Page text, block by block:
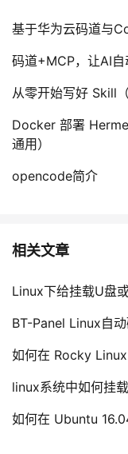
基于华为云码道与
码道+MCP，让AI
从零开始写好 Skill
Docker 部署
通用）
opencode简介
相关文章
Linux下给挂载U盘
BT-Panel Linux自
如何在 Rocky Linux
linux系统中如何挂
如何在 Ubuntu